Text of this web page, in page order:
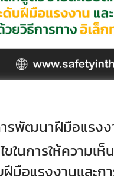
รพัฒนาฝีมือแรงง
ในการให้ความเ
ฝีมือแรงงานและ